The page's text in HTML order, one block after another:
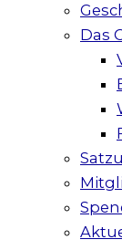
Das